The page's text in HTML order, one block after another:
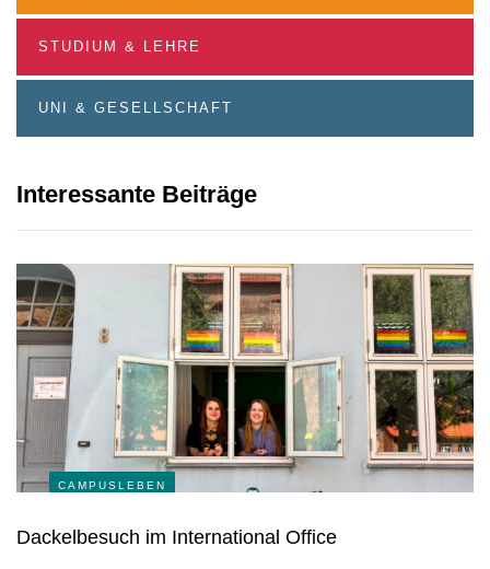
STUDIUM & LEHRE
UNI & GESELLSCHAFT
Interessante Beiträge
CAMPUSLEBEN
Dackelbesuch im International Office